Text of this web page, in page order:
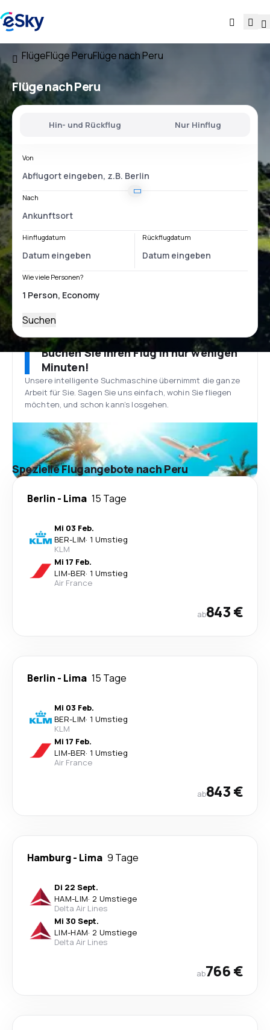
FlügeFlüge PeruFlüge nach Peru
Flüge nach Peru
Hin- und Rückflug Nur Hinflug
Von
Nach
Hinflugdatum Rückflugdatum
Wie viele Personen?
Suchen
Buchen Sie Ihren Flug in nur wenigen
Minuten!
Unsere intelligente Suchmaschine übernimmt die ganze
Arbeit für Sie. Sagen Sie uns einfach, wohin Sie fliegen
möchten, und schon kann’s losgehen.
Spezielle Flugangebote nach Peru
Berlin - Lima 15 Tage
Mi 03 Feb.
BER-LIM· 1 Umstieg
KLM
Mi 17 Feb.
LIM-BER· 1 Umstieg
Air France
ab843 €
Berlin - Lima 15 Tage
Mi 03 Feb.
BER-LIM· 1 Umstieg
KLM
Mi 17 Feb.
LIM-BER· 1 Umstieg
Air France
ab843 €
Hamburg- Lima 9 Tage
Di 22 Sept.
HAM-LIM· 2 Umstiege
Delta Air Lines
Mi 30 Sept.
LIM-HAM· 2 Umstiege
Delta Air Lines
ab766 €